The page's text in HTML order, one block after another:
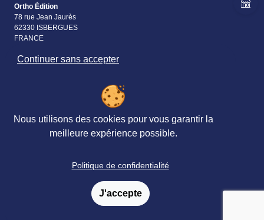
Ortho Édition
78 rue Jean Jaurès
62330 ISBERGUES
FRANCE
+33 (0)3 21 61 94 94
Matériels & Ouvrages
Évaluations
Continuer sans accepter
Nous utilisons des cookies pour vous garantir la
meilleure expérience possible.
Politique de confidentialité
J'accepte